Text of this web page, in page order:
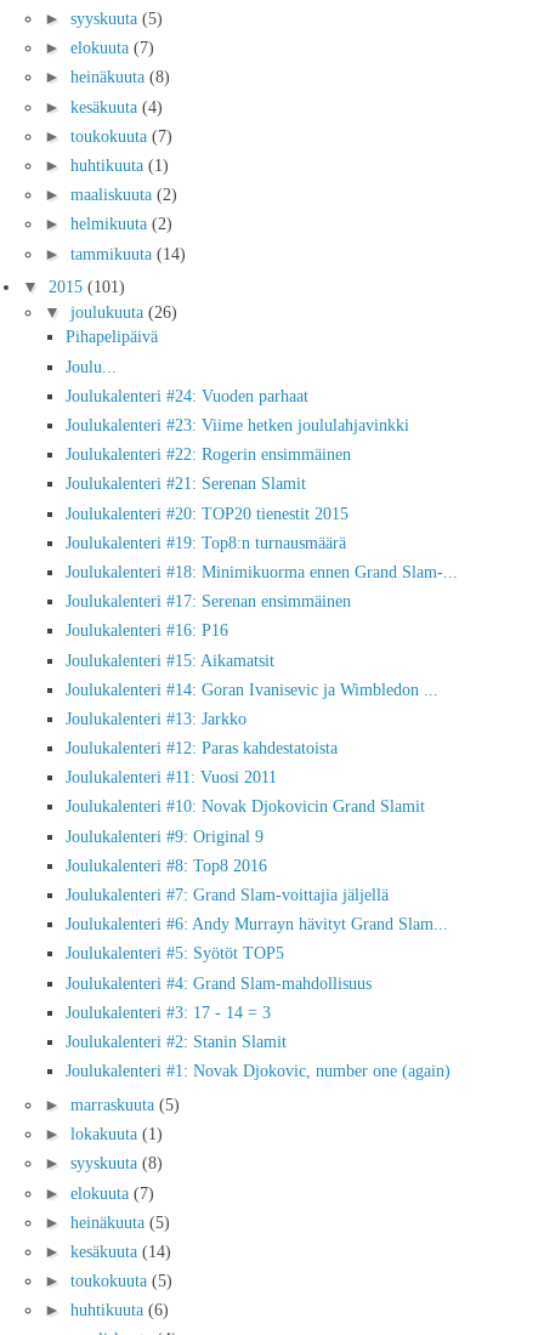
► syyskuuta (5)
► elokuuta (7)
► heinäkuuta (8)
► kesäkuuta (4)
► toukokuuta (7)
► huhtikuuta (1)
► maaliskuuta (2)
► helmikuuta (2)
► tammikuuta (14)
▼ 2015 (101)
▼ joulukuuta (26)
Pihapelipäivä
Joulu...
Joulukalenteri #24: Vuoden parhaat
Joulukalenteri #23: Viime hetken joululahjavinkki
Joulukalenteri #22: Rogerin ensimmäinen
Joulukalenteri #21: Serenan Slamit
Joulukalenteri #20: TOP20 tienestit 2015
Joulukalenteri #19: Top8:n turnausmäärä
Joulukalenteri #18: Minimikuorma ennen Grand Slam-...
Joulukalenteri #17: Serenan ensimmäinen
Joulukalenteri #16: P16
Joulukalenteri #15: Aikamatsit
Joulukalenteri #14: Goran Ivanisevic ja Wimbledon ...
Joulukalenteri #13: Jarkko
Joulukalenteri #12: Paras kahdestatoista
Joulukalenteri #11: Vuosi 2011
Joulukalenteri #10: Novak Djokovicin Grand Slamit
Joulukalenteri #9: Original 9
Joulukalenteri #8: Top8 2016
Joulukalenteri #7: Grand Slam-voittajia jäljellä
Joulukalenteri #6: Andy Murrayn hävityt Grand Slam...
Joulukalenteri #5: Syötöt TOP5
Joulukalenteri #4: Grand Slam-mahdollisuus
Joulukalenteri #3: 17 - 14 = 3
Joulukalenteri #2: Stanin Slamit
Joulukalenteri #1: Novak Djokovic, number one (again)
► marraskuuta (5)
► lokakuuta (1)
► syyskuuta (8)
► elokuuta (7)
► heinäkuuta (5)
► kesäkuuta (14)
► toukokuuta (5)
► huhtikuuta (6)